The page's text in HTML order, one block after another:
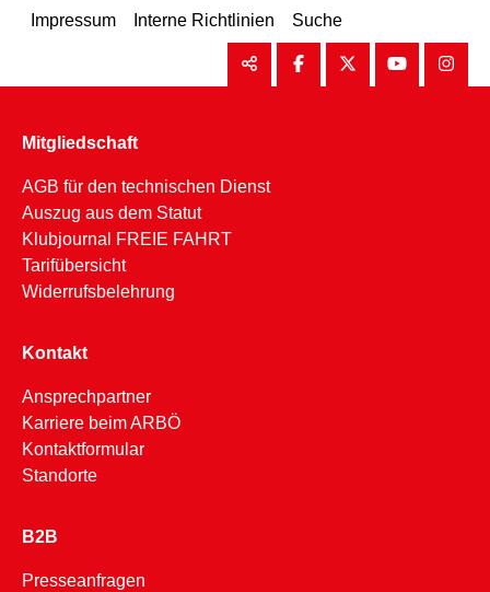
Impressum Interne Richtlinien Suche
Mitgliedschaft
AGB für den technischen Dienst
Auszug aus dem Statut
Klubjournal FREIE FAHRT
Tarifübersicht
Widerrufsbelehrung
Kontakt
Ansprechpartner
Karriere beim ARBÖ
Kontaktformular
Standorte
B2B
Presseanfragen